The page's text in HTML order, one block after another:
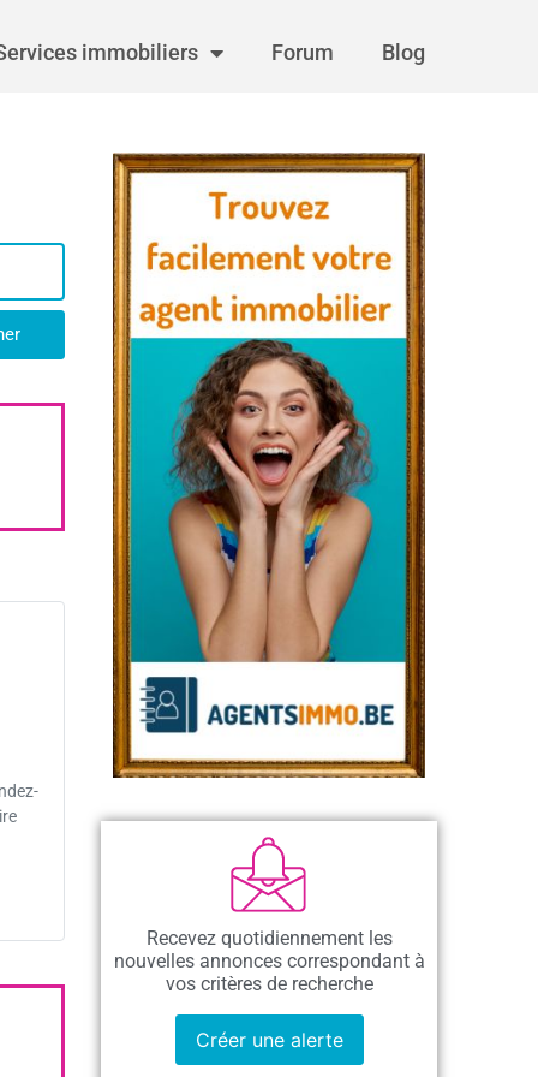
immobiliers Forum Blog
Recevez quotidiennement les
nouvelles annonces correspondant à
vos critères de recherche
Créer une alerte